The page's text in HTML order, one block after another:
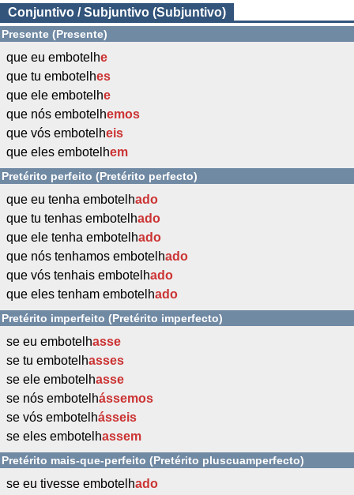
Conjuntivo / Subjuntivo (Subjuntivo)
Presente (Presente)
que eu embotelhe
que tu embotelhes
que ele embotelhe
que nós embotelhemos
que vós embotelheis
que eles embotelhem
Pretérito perfeito (Pretérito perfecto)
que eu tenha embotelhado
que tu tenhas embotelhado
que ele tenha embotelhado
que nós tenhamos embotelhado
que vós tenhais embotelhado
que eles tenham embotelhado
Pretérito imperfeito (Pretérito imperfecto)
se eu embotelhasse
se tu embotelhasses
se ele embotelhasse
se nós embotelhássemos
se vós embotelhásseis
se eles embotelhassem
Pretérito mais-que-perfeito (Pretérito pluscuamperfecto)
se eu tivesse embotelhado